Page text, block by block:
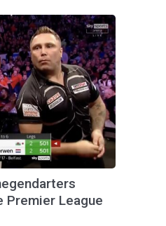
Premier League